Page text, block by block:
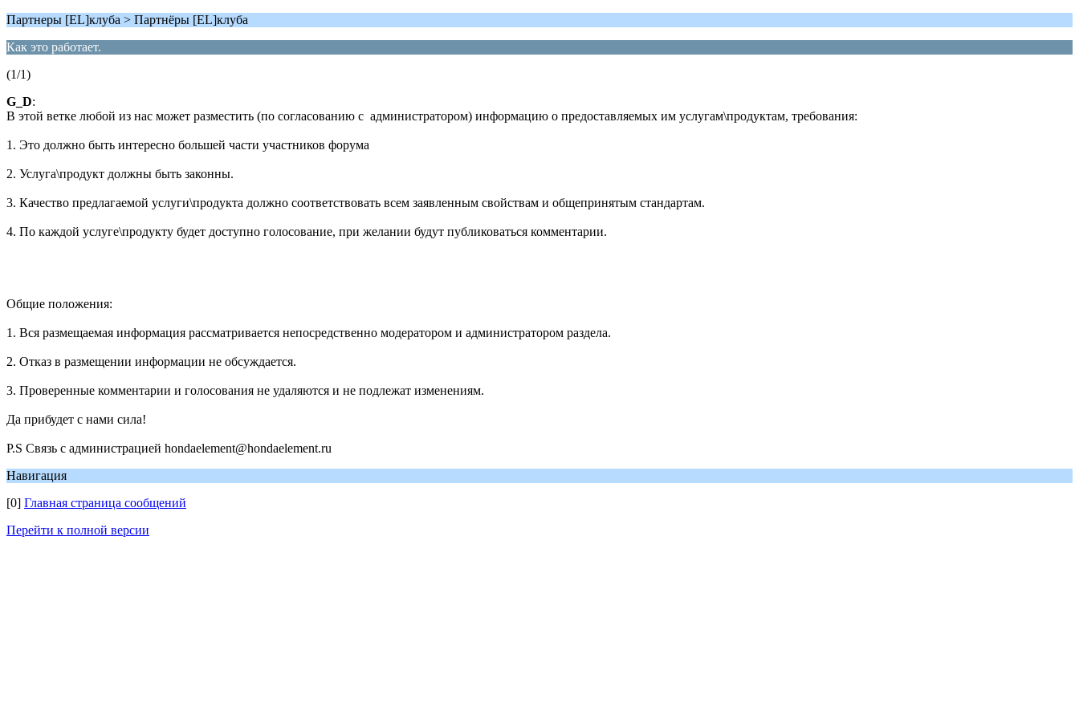
Партнеры [EL]клуба > Партнёры [EL]клуба
Как это работает.
(1/1)
G_D:
В этой ветке любой из нас может разместить (по согласованию с администратором) информацию о предоставляемых им услугам\продуктам, требования:
1. Это должно быть интересно большей части участников форума
2. Услуга\продукт должны быть законны.
3. Качество предлагаемой услуги\продукта должно соответствовать всем заявленным свойствам и общепринятым стандартам.
4. По каждой услуге\продукту будет доступно голосование, при желании будут публиковаться комментарии.
Общие положения:
1. Вся размещаемая информация рассматривается непосредственно модератором и администратором раздела.
2. Отказ в размещении информации не обсуждается.
3. Проверенные комментарии и голосования не удаляются и не подлежат изменениям.
Да прибудет с нами сила!
P.S Связь с администрацией hondaelement@hondaelement.ru
Навигация
[0] Главная страница сообщений
Перейти к полной версии